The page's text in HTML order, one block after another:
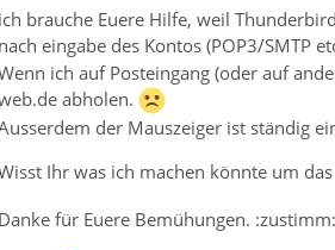
ich brauche Euere Hilfe, weil
nach eingabe des Kontos (POP3/SMTP
ich auf Posteingang (oder auf
abholen.
der Mauszeiger ist ständig
Ihr was ich machen könnte um
Danke für Euere Bemühungen. :zustimm: